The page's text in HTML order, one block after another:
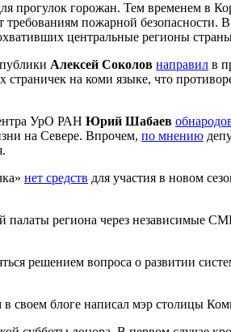
прогулок горожан. Тем временем в
требованиям пожарной безопасности.
центральные регионы
Алексей Соколов направил в
на коми языке, что
УрО РАН Юрий Шабаев
на Севере. Впрочем, по мнению
нет средств для участия в новом
палаты региона через независимые
решением вопроса о развитии
своем блоге написал мэр столицы